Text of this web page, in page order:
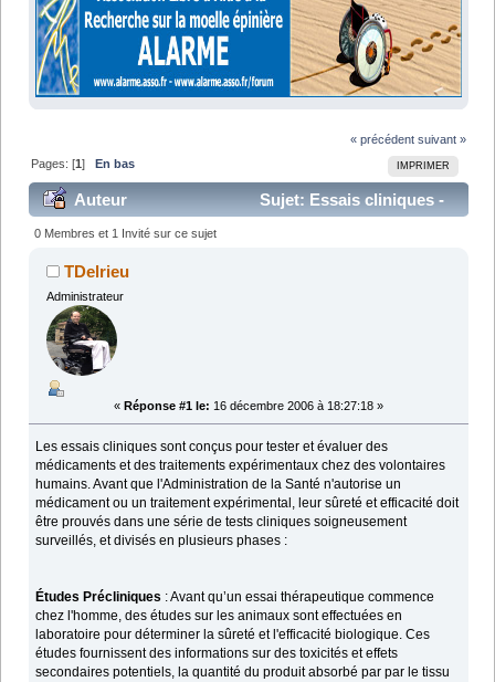
« précédent suivant »
IMPRIMER
Pages: [1] En bas
Auteur
Sujet: Essais cliniques -
explications (Lu 47805 fois)
0 Membres et 1 Invité sur ce sujet
TDelrieu
Administrateur
« Réponse #1 le: 16 décembre 2006 à 18:27:18 »
Les essais cliniques sont conçus pour tester et évaluer des
médicaments et des traitements expérimentaux chez des volontaires
humains. Avant que l'Administration de la Santé n'autorise un
médicament ou un traitement expérimental, leur sûreté et efficacité doit
être prouvés dans une série de tests cliniques soigneusement
surveillés, et divisés en plusieurs phases :
Études Précliniques : Avant qu’un essai thérapeutique commence
chez l'homme, des études sur les animaux sont effectuées en
laboratoire pour déterminer la sûreté et l'efficacité biologique. Ces
études fournissent des informations sur des toxicités et effets
secondaires potentiels, la quantité du produit absorbé par par le tissu